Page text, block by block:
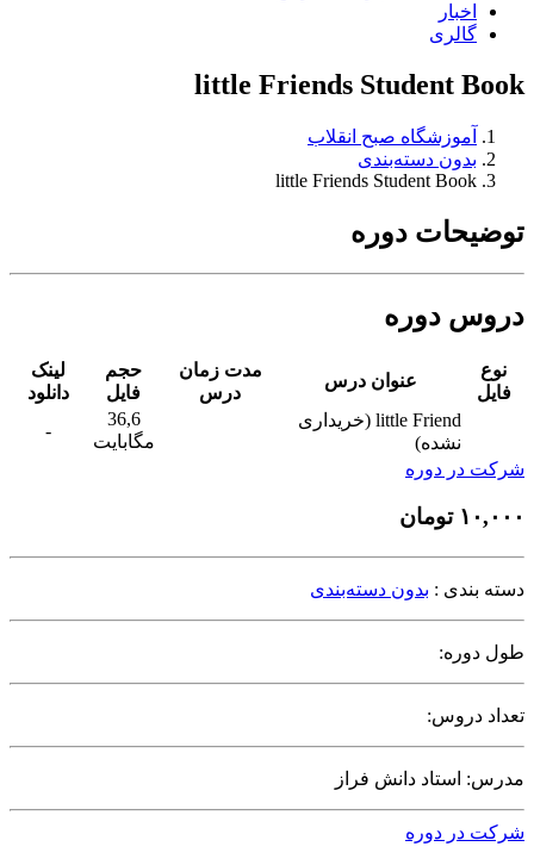
اخبار
گالری
little Friends Student Book
آموزشگاه صبح انقلاب
بدون دسته‌بندی
little Friends Student Book
توضیحات دوره
دروس دوره
نوع
فایل
عنوان درس
مدت زمان
درس
حجم
فایل
لینک
دانلود
little Friend (خریداری
نشده)
36,6
مگابایت
-
شرکت در دوره
۱۰,۰۰۰ تومان
دسته بندی : بدون دسته‌بندی
طول دوره:
تعداد دروس:
مدرس: استاد دانش فراز
شرکت در دوره